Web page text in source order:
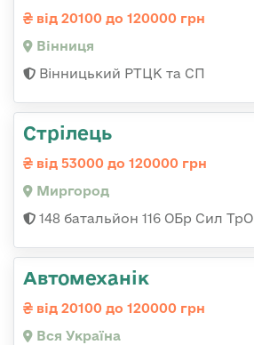
від 20100 до 120000 грн
Вінниця
Вінницький РТЦК та СП
Стрілець
від 53000 до 120000 грн
Миргород
148 батальйон 116 ОБр Сил ТрО
Автомеханік
від 20100 до 120000 грн
Вся Україна